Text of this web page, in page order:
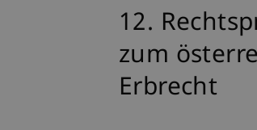
12.
zum
Erbrecht